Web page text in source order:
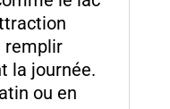
remplir
la journée.
ou en